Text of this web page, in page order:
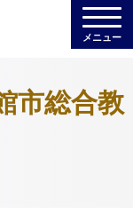
メニュー
市総合教